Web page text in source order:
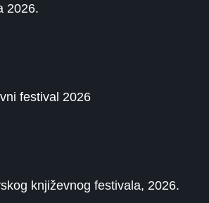
2026.
festival 2026
književnog festivala, 2026.